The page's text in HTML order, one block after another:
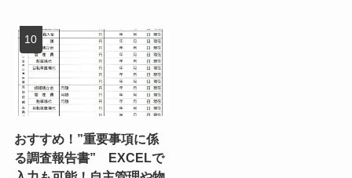
おすすめ！”重要事項に係
る調査報告書” EXCELで